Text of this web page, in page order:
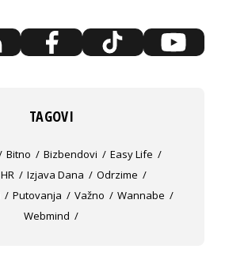
TAGOVI
Bitno Bizbendovi
Easy Life
HR Izjava Dana
Odrzime
Putovanja Važno
Wannabe
Webmind